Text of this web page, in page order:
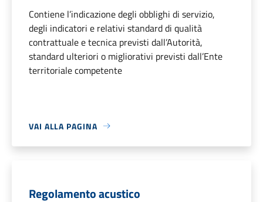
Contiene l’indicazione degli obblighi di servizio,
degli indicatori e relativi standard di qualità
contrattuale e tecnica previsti dall’Autorità,
standard ulteriori o migliorativi previsti dall’Ente
territoriale competente
VAI ALLA PAGINA
Regolamento acustico